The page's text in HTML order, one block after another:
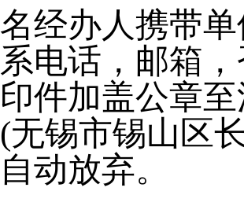
名经办人携带
系电话，邮箱
印件加盖公章
(无锡市锡山区
自动放弃。